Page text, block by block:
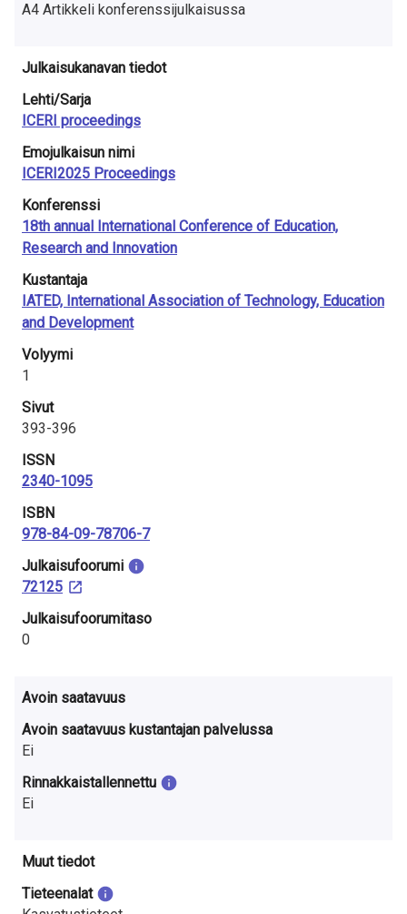
A4 Artikkeli konferenssijulkaisussa
Julkaisukanavan tiedot
Lehti/Sarja
ICERI proceedings
Emojulkaisun nimi
ICERI2025 Proceedings
Konferenssi
18th annual International Conference of Education,
Research and Innovation
Kustantaja
IATED, International Association of Technology, Education
and Development
Volyymi
1
Sivut
393-396
ISSN
2340-1095
ISBN
978-84-09-78706-7
Julkaisu­foorumi
72125
Julkaisufoorumitaso
0
Avoin saatavuus
Avoin saatavuus kustantajan palvelussa
Ei
Rinnakkaistallennettu
Ei
Muut tiedot
Tieteenalat